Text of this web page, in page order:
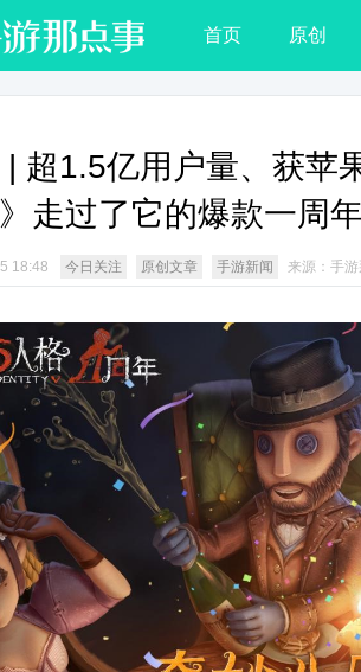
首页 原创
| 超1.5亿用户量、获苹
走过了它的爆款一周年
18:48 今日关注 原创文章 手游新闻 来源：手